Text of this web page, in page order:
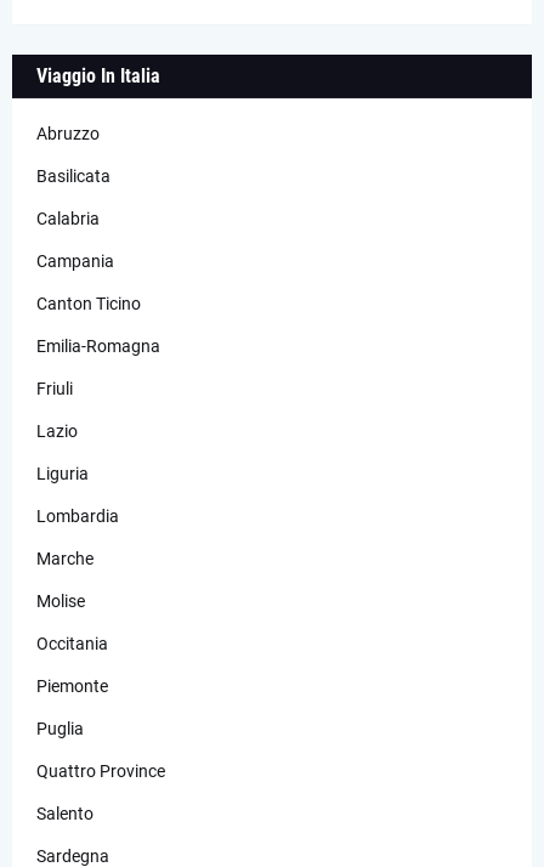
Viaggio In Italia
Abruzzo
Basilicata
Calabria
Campania
Canton Ticino
Emilia-Romagna
Friuli
Lazio
Liguria
Lombardia
Marche
Molise
Occitania
Piemonte
Puglia
Quattro Province
Salento
Sardegna